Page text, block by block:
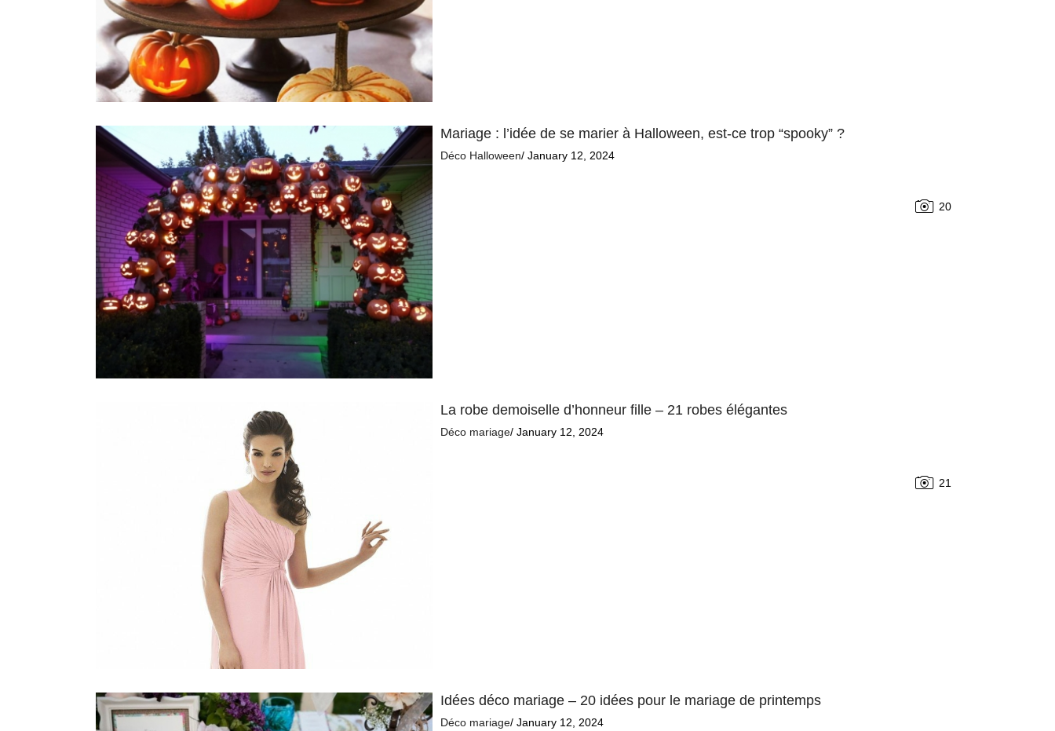
Mariage : l’idée de se marier à Halloween, est-ce trop “spooky” ?
Déco Halloween/ January 12, 2024
20
La robe demoiselle d’honneur fille – 21 robes élégantes
Déco mariage/ January 12, 2024
21
Idées déco mariage – 20 idées pour le mariage de printemps
Déco mariage/ January 12, 2024